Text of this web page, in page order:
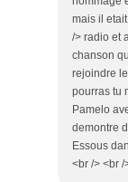
mais il
/> radio et
chanson
rejoindre
pourras tu
Pamelo
demontre
Essous
<br /> <br /